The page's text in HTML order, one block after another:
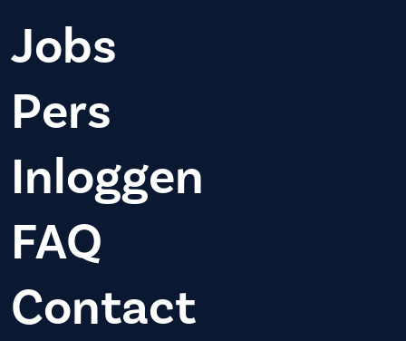
Jobs
Pers
Inloggen
FAQ
Contact